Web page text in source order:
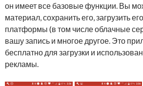
он имеет все базовые функции. Вы
материал, сохранить его, загрузить
платформы (в том числе облачные
вашу запись и многое другое. Это
бесплатно для загрузки и
рекламы.